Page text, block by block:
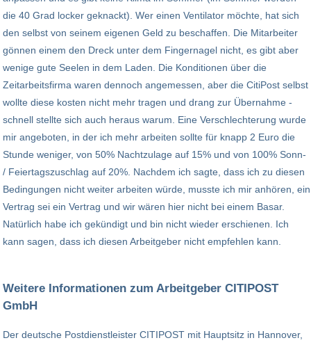
die 40 Grad locker geknackt). Wer einen Ventilator möchte, hat sich
den selbst von seinem eigenen Geld zu beschaffen. Die Mitarbeiter
gönnen einem den Dreck unter dem Fingernagel nicht, es gibt aber
wenige gute Seelen in dem Laden. Die Konditionen über die
Zeitarbeitsfirma waren dennoch angemessen, aber die CitiPost selbst
wollte diese kosten nicht mehr tragen und drang zur Übernahme -
schnell stellte sich auch heraus warum. Eine Verschlechterung wurde
mir angeboten, in der ich mehr arbeiten sollte für knapp 2 Euro die
Stunde weniger, von 50% Nachtzulage auf 15% und von 100% Sonn-
/ Feiertagszuschlag auf 20%. Nachdem ich sagte, dass ich zu diesen
Bedingungen nicht weiter arbeiten würde, musste ich mir anhören, ein
Vertrag sei ein Vertrag und wir wären hier nicht bei einem Basar.
Natürlich habe ich gekündigt und bin nicht wieder erschienen. Ich
kann sagen, dass ich diesen Arbeitgeber nicht empfehlen kann.
Weitere Informationen zum Arbeitgeber CITIPOST
GmbH
Der deutsche Postdienstleister CITIPOST mit Hauptsitz in Hannover,